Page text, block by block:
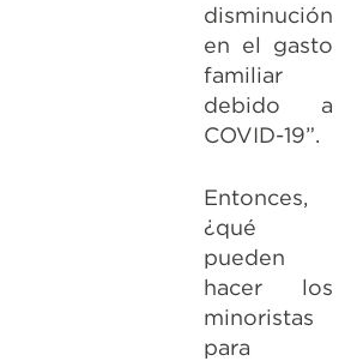
disminución
en el gasto
familiar
debido a
COVID-19”.
Entonces,
¿qué
pueden
hacer los
minoristas
para